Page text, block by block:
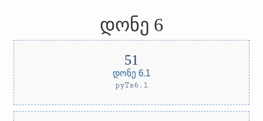
დონე 6
დონე 6.1
pyTs6.1